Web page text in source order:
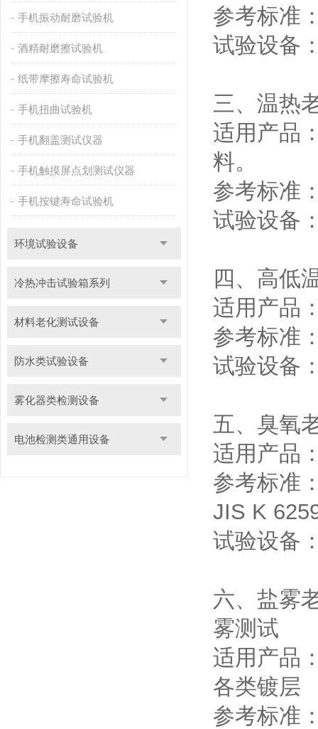
手机振动耐磨试验机
酒精耐磨擦试验机
纸带摩擦寿命试验机
手机扭曲试验机
手机翻盖测试仪器
手机触摸屏点划测试仪器
手机按键寿命试验机
环境试验设备
冷热冲击试验箱系列
材料老化测试设备
防水类试验设备
雾化器类检测设备
电池检测类通用设备
参考标准
试验设备
三、温热
适用产品
料。
参考标准
试验设备
四、高低
适用产品
参考标准
试验设备
五、臭氧
适用产品
参考标准
JIS K
试验设备
六、盐雾
雾测试
适用产品
各类镀层
参考标准